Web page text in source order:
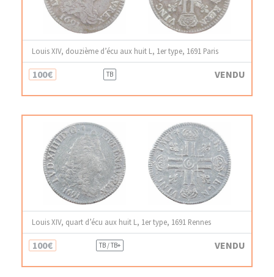
Louis XIV, douzième d’écu aux huit L, 1er type, 1691 Paris
100€ TB VENDU
Louis XIV, quart d’écu aux huit L, 1er type, 1691 Rennes
100€ TB / TB+ VENDU